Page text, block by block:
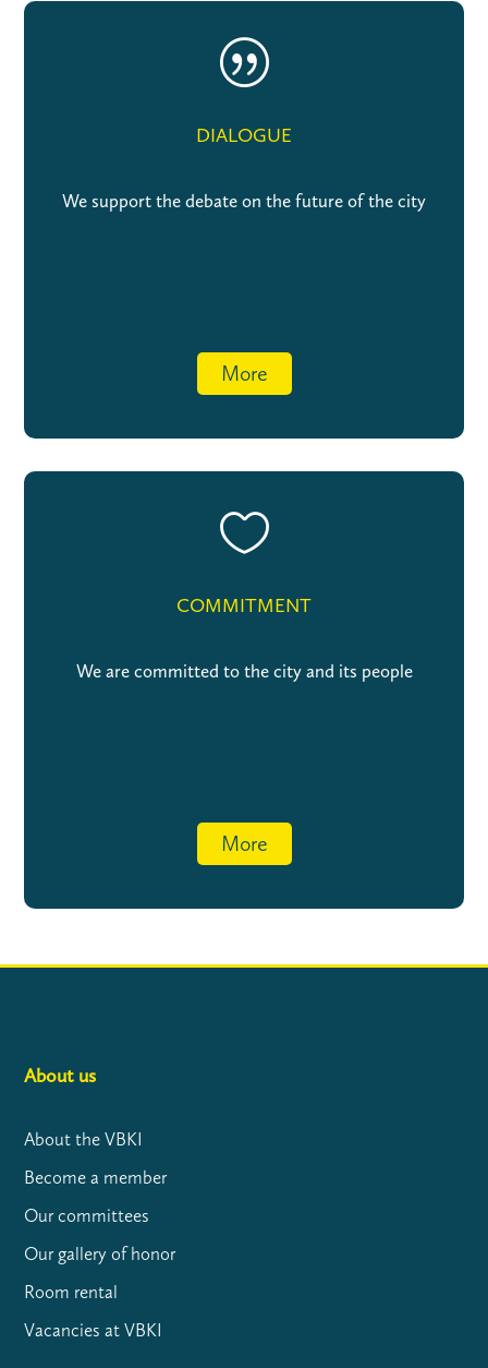
|
DIALOGUE
We support the debate on the future of the city
More

COMMITMENT
We are committed to the city and its people
More
About us
About the VBKI
Become a member
Our committees
Our gallery of honor
Room rental
Vacancies at VBKI